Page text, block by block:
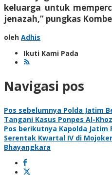
keluarga untuk
jenazah,” pungkas
oleh Adhis
Ikuti Kami Pada
Navigasi pos
Pos sebelumnya Polda Jatim
Tangani Kasus Ponpes Al-
Pos berikutnya Kapolda Jatim
Serentak Kwartal IV di
Bhayangkara